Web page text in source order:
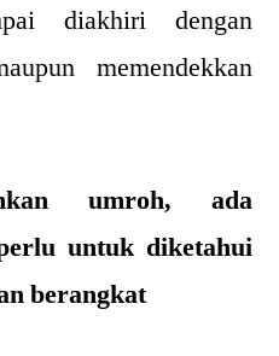
diakhiri dengan
memendekkan
umroh, ada
untuk diketahui
berangkat